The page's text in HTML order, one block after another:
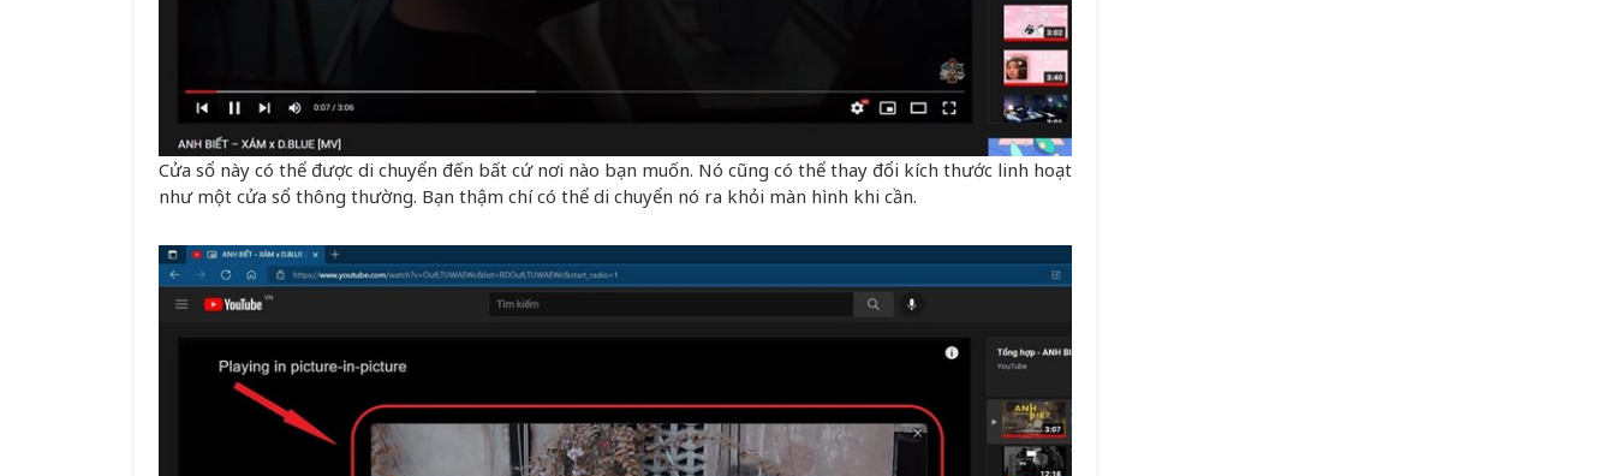
Cửa sổ này có thể được di chuyển đến bất cứ nơi nào bạn muốn. Nó cũng có thể thay đổi kích thước linh hoạt
như một cửa sổ thông thường. Bạn thậm chí có thể di chuyển nó ra khỏi màn hình khi cần.